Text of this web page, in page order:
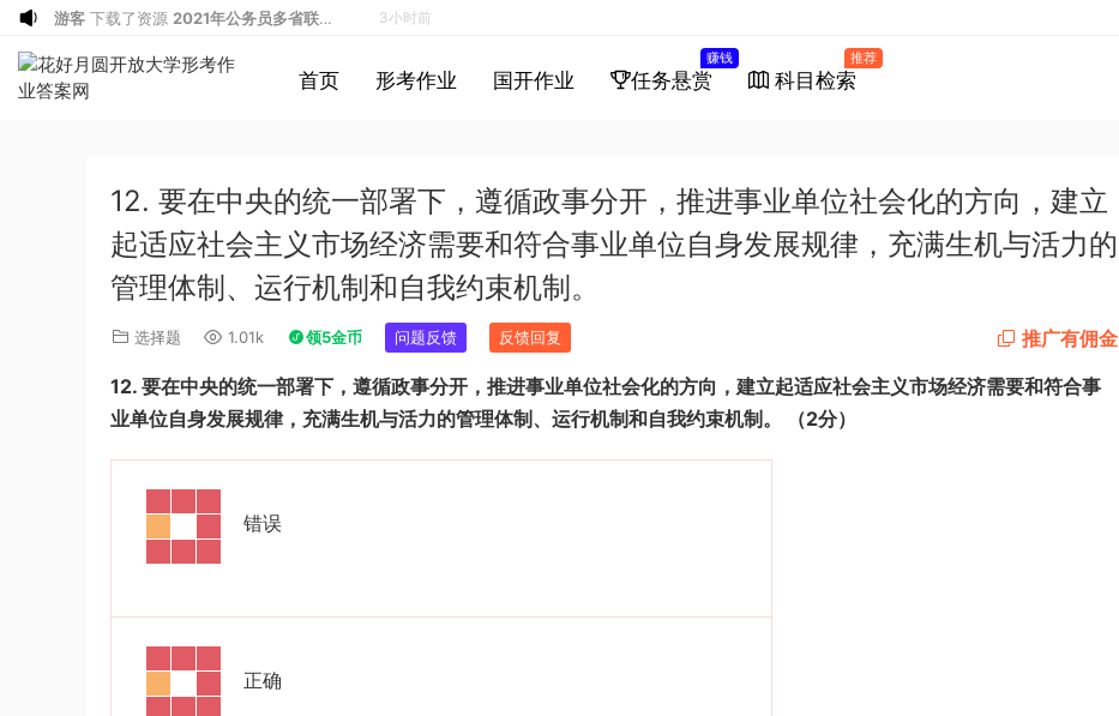
首页 形考作业 国开作业 任务悬赏
赚钱
科目检索
推荐
12. 要在中央的统一部署下，遵循政事分开，推进事业单位社会化的方向，建立
起适应社会主义市场经济需要和符合事业单位自身发展规律，充满生机与活力的
管理体制、运行机制和自我约束机制。
选择题 1.01k 领5金币 问题反馈 反馈回复
推广有佣金
12. 要在中央的统一部署下，遵循政事分开，推进事业单位社会化的方向，建立起适应社会主义市场经济需要和符合事
业单位自身发展规律，充满生机与活力的管理体制、运行机制和自我约束机制。
（2分）
错误
正确
u*******加入了本站 5小时前
游客下载了资源iPhone 16 系列之字形
保护壳 – 可自定义按钮颜色 | 16、16
游客下载了资源
2017年422公务员联考
7小时前
《申论》真题（B卷）及参考答案
下载了资源2015年黑龙江公务员考
试《行测》卷答案及解析
12小时前
下载了资源2020年1011新疆公务员
考试《行测》真题参考答案及解析
12小时前
下载了资源
2020年0822贵州公务
员考试《行测》真题参考答案及解析
13小时前
下载了资源坐立不安的僵尸钥匙扣
3d打印图纸
14小时前
下载了资源2009年广东公务员考试
《行测》真题答案及解析
16小时前
下载了资源2004年广东公务员考试
《行测》真题(下半年）答案及解析
16小时前
下载了资源2019年420联考《行
16小时前
员考试《行测》真题（A卷）参考答案及
签到打卡，获得1元奖励
2016年河南公务员考试